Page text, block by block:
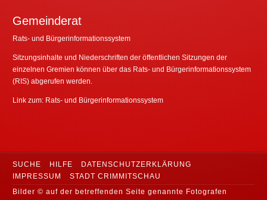
Donnerstag
13 – 16 Uhr
Bürgermeister
Bürgermeister: Matthias Trenkel
2. Stellvertreter: Daniela Dörr
Rats- und Bürgerinformationssystem
Sitzungsinhalte und Niederschriften der öffentlichen Sitzungen der
einzelnen Gremien können über das Rats- und Bürgerinformationssystem
(RIS) abgerufen werden.